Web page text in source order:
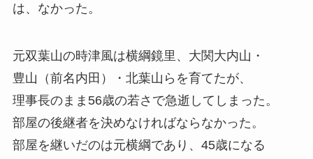
は、なかった。
元双葉山の時津風は横綱鏡里、大関大内山・
豊山（前名内田）・北葉山らを育てたが、
理事長のまま56歳の若さで急逝してしまった。
部屋の後継者を決めなければならなかった。
部屋を継いだのは元横綱であり、45歳になる